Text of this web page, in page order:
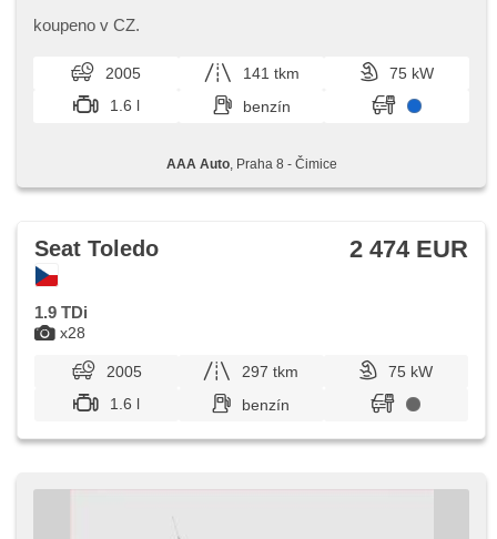
okná, autorádio, manuálna prevodovka
koupeno v CZ.
2005 141 tkm
75 kW
1.6 l
benzín
AAA Auto, Praha 8 - Čimice
x28
Seat Toledo 2 474 EUR
1.9 TDi
2005 297 tkm
75 kW
1.6 l
benzín